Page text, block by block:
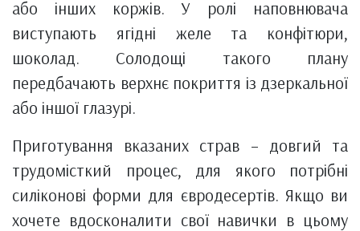
або інших коржів. У ролі наповнювача
виступають ягідні желе та конфітюри,
шоколад. Солодощі такого плану
передбачають верхнє покриття із дзеркальної
або іншої глазурі.
Приготування вказаних страв – довгий та
трудомісткий процес, для якого потрібні
силіконові форми для євродесертів. Якщо ви
хочете вдосконалити свої навички в цьому